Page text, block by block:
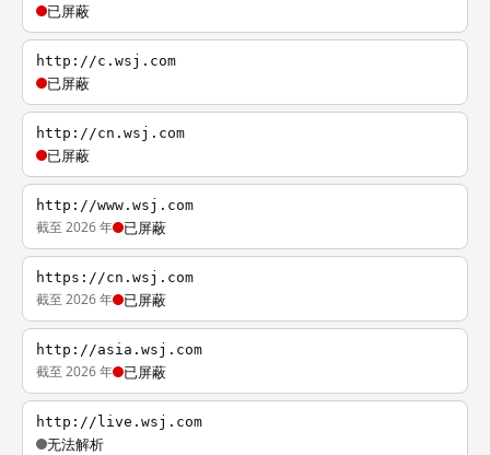
已屏蔽
http://c.wsj.com
已屏蔽
http://cn.wsj.com
已屏蔽
http://www.wsj.com
截至 2026 年 已屏蔽
https://cn.wsj.com
截至 2026 年 已屏蔽
http://asia.wsj.com
截至 2026 年 已屏蔽
http://live.wsj.com
无法解析